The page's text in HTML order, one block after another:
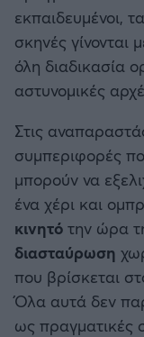
εκπαιδευμένοι,
σκηνές γίνονται
όλη διαδικασία
αστυνομικές
Στις
συμπεριφορές
μπορούν να
ένα χέρι και
κινητό την ώρα
διασταύρωση
που βρίσκεται
Όλα αυτά δεν
ως πραγματικές